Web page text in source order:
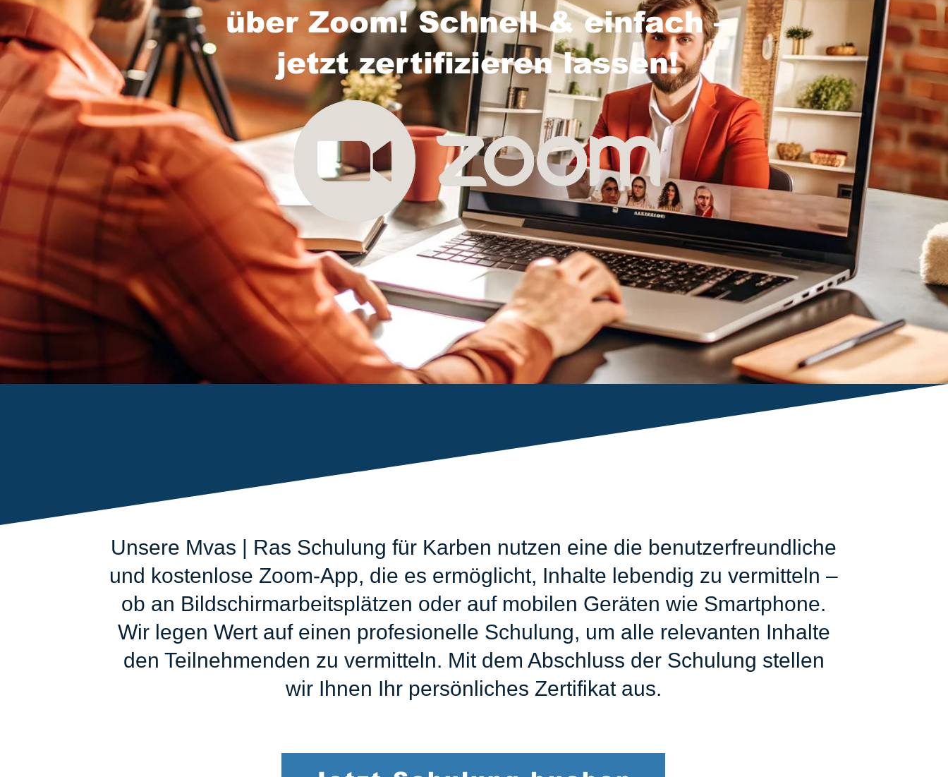
über Zoom! Schnell & einfach –
jetzt zertifizieren lassen!
Unsere Mvas | Ras Schulung für Karben nutzen eine die benutzerfreundliche
und kostenlose Zoom-App, die es ermöglicht, Inhalte lebendig zu vermitteln –
ob an Bildschirmarbeitsplätzen oder auf mobilen Geräten wie Smartphone.
Wir legen Wert auf einen profesionelle Schulung, um alle relevanten Inhalte
den Teilnehmenden zu vermitteln. Mit dem Abschluss der Schulung stellen
wir Ihnen Ihr persönliches Zertifikat aus.